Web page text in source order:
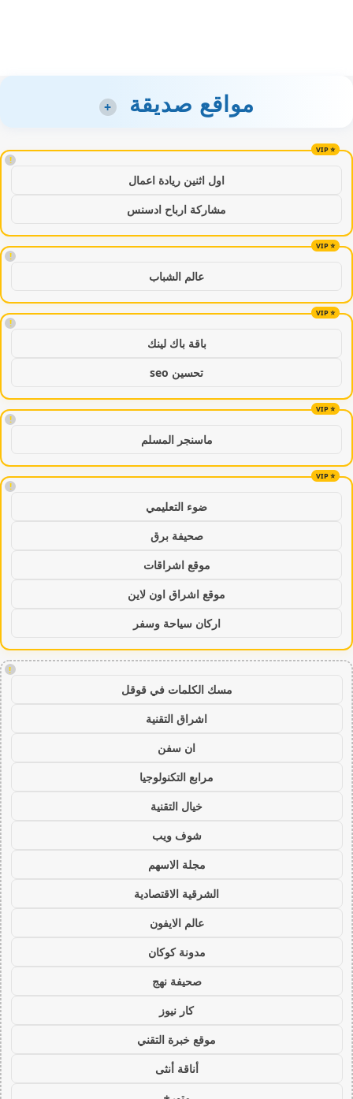
مواقع صديقة +
!
اول اثنين ريادة اعمال
مشاركة ارباح ادسنس
!
عالم الشباب
!
باقة باك لينك
تحسين seo
!
ماسنجر المسلم
!
ضوء التعليمي
صحيفة برق
موقع اشراقات
موقع اشراق اون لاين
اركان سياحة وسفر
!
مسك الكلمات في قوقل
اشراق التقنية
ان سفن
مرابع التكنولوجيا
خيال التقنية
شوف ويب
مجلة الاسهم
الشرقية الاقتصادية
عالم الايفون
مدونة كوكان
صحيفة نهج
كار نيوز
موقع خبرة التقني
أناقة أنثى